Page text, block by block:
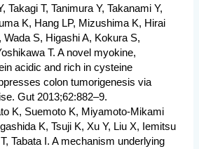
Takagi T, Tanimura Y, Takanami Y,
K, Hang LP, Mizushima K, Hirai
Wada S, Higashi A, Kokura S,
T. A novel myokine,
acidic and rich in cysteine
colon tumorigenesis via
Gut 2013;62:882–9.
K, Suemoto K, Miyamoto-Mikami
K, Tsuji K, Xu Y, Liu X, Iemitsu
Tabata I. A mechanism underlying